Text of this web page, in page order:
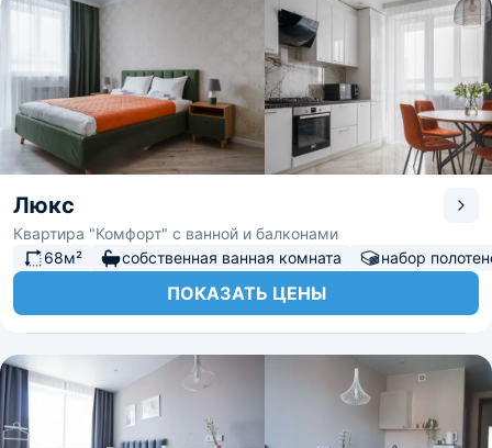
Люкс
Квартира "Комфорт" с ванной и балконами
68м²
собственная ванная комната набор
ПОКАЗАТЬ ЦЕНЫ